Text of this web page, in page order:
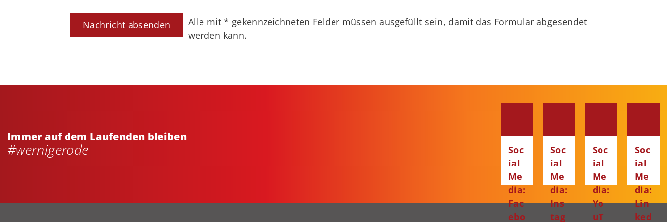
Alle mit* gekennzeichneten Felder müssen ausgefüllt sein, damit das Formular abgesendet
werden kann.
Immer auf dem Laufenden bleiben
#wernigerode
Soc
ial
Me
dia:
Fac
ebo
Soc
ial
Me
dia:
Ins
tag
Soc
ial
Me
dia:
Yo
uT
Soc
ial
Me
dia:
Lin
ked